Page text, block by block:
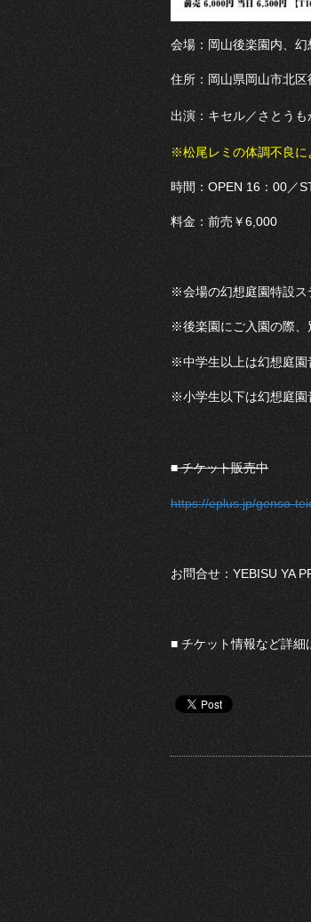
会場：岡山後楽園内、
住所：岡山県岡山市北
出演：キセル／さとうも
※松尾レミの体調不良に
時間：OPEN 16：00／
料金：前売￥6,000
※会場の幻想庭園特設ス
※後楽園にご入園の際、
※中学生以上は幻想庭園
※小学生以下は幻想庭園
■ チケット販売中
https://eplus.jp/genso-
お問合せ：YEBISU YA
■ チケット情報など詳細